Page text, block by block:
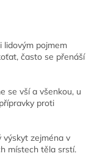
lidovým pojmem
často se přenáší
se vší a všenkou, u
proti
výskyt zejména v
místech těla srstí.